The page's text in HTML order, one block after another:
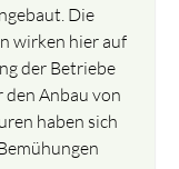
Die
wirken hier auf
der Betriebe
Anbau von
haben sich